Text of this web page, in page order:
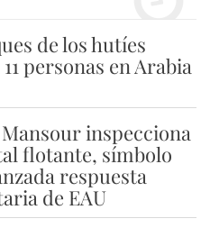
de los hutíes
personas en Arabia
inspecciona
flotante, símbolo
respuesta
de EAU